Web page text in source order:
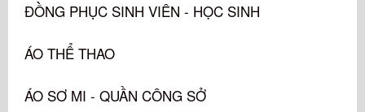
ĐỒNG PHỤC SINH VIÊN - HỌC SINH
ÁO THỂ THAO
ÁO SƠ MI - QUẦN CÔNG SỞ